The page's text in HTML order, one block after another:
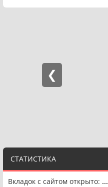
СТАТИСТИКА
Вкладок с сайтом открыто: ...